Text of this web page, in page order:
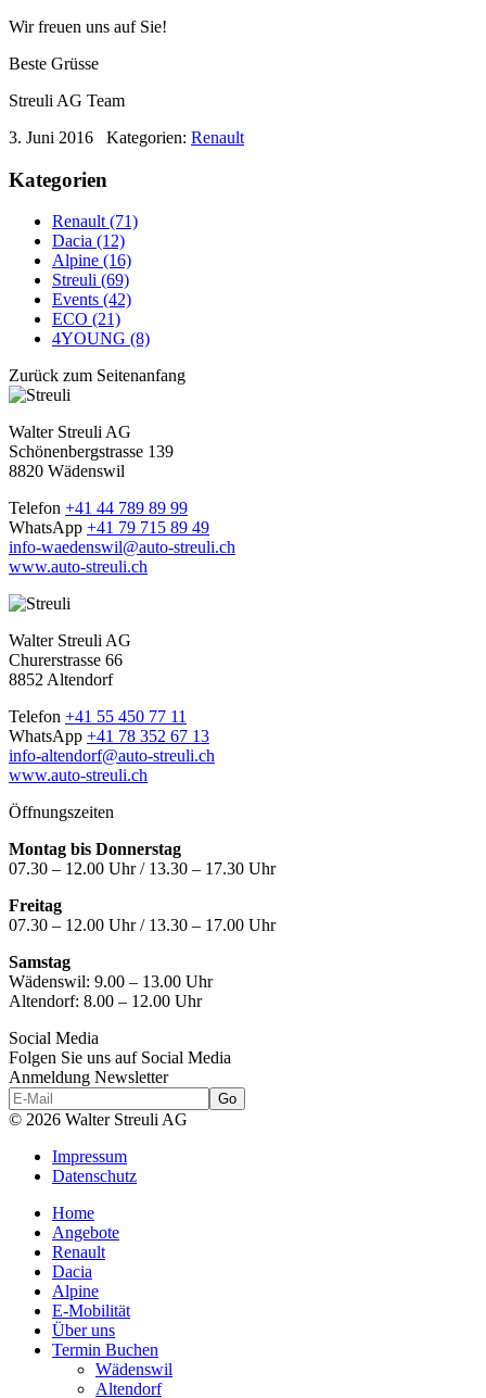
Wir freuen uns auf Sie!
Beste Grüsse
Streuli AG Team
3. Juni 2016
Kategorien: Renault
Kategorien
Renault (71)
Dacia (12)
Alpine (16)
Streuli (69)
Events (42)
ECO (21)
4YOUNG (8)
Zurück zum Seitenanfang
Walter Streuli AG
Schönenbergstrasse 139
8820 Wädenswil
Telefon +41 44 789 89 99
WhatsApp +41 79 715 89 49
info-waedenswil@auto-streuli.ch
www.auto-streuli.ch
Walter Streuli AG
Churerstrasse 66
8852 Altendorf
Telefon +41 55 450 77 11
WhatsApp +41 78 352 67 13
info-altendorf@auto-streuli.ch
www.auto-streuli.ch
Öffnungszeiten
Montag bis Donnerstag
07.30 – 12.00 Uhr / 13.30 – 17.30 Uhr
Freitag
07.30 – 12.00 Uhr / 13.30 – 17.00 Uhr
Samstag
Wädenswil: 9.00 – 13.00 Uhr
Altendorf: 8.00 – 12.00 Uhr
Social Media
Folgen Sie uns auf Social Media
Anmeldung Newsletter
© 2026 Walter Streuli AG
Impressum
Datenschutz
Home
Angebote
Renault
Dacia
Alpine
E-Mobilität
Über uns
Termin Buchen
Wädenswil
Altendorf